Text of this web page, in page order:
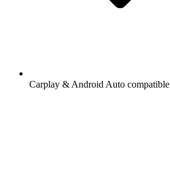
Carplay & Android Auto compatible